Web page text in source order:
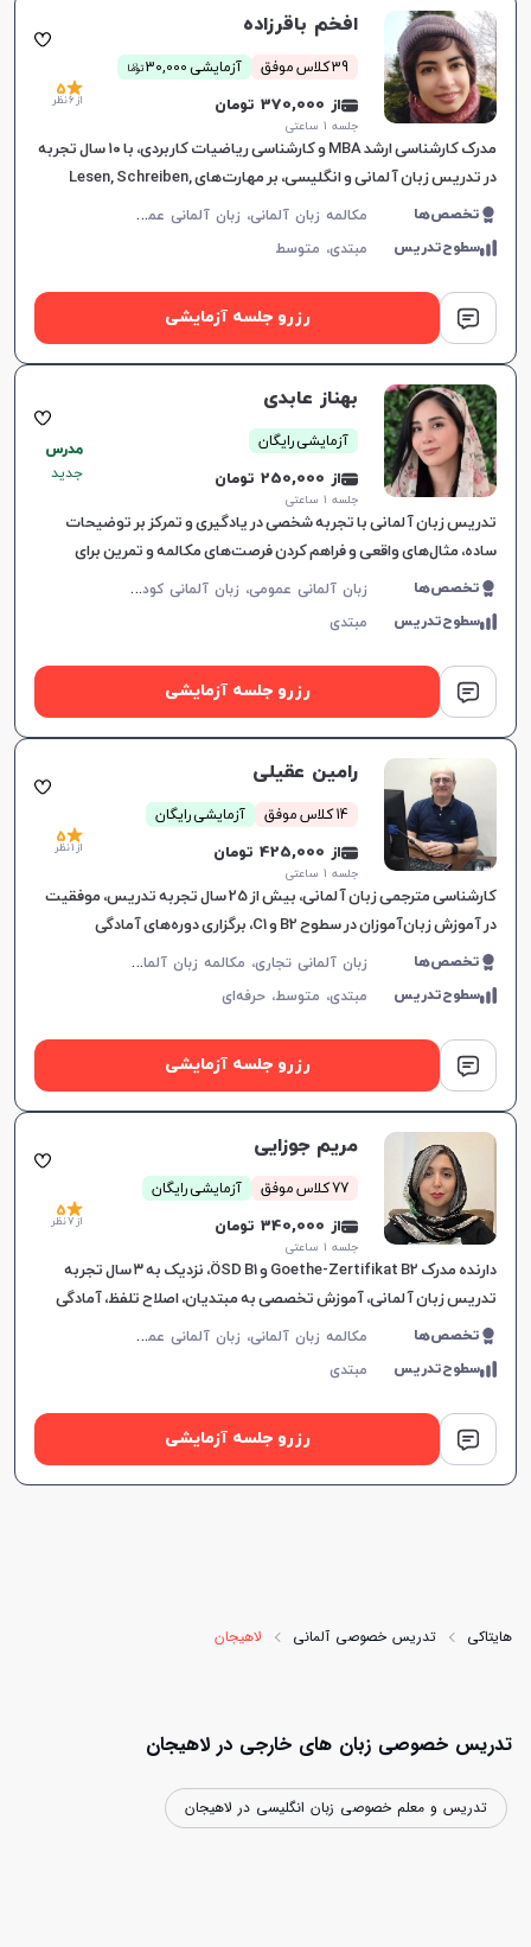
افخم باقرزاده
39 کلاس موفق آزمایشی 30,000 توما
ن
از 370,000 تومان
جلسه ۱ ساعتی
5
از 6 نظر
مدرک کارشناسی ارشد MBA و کارشناسی ریاضیات کاربردی، با ۱۰ سال تجربه
در تدریس زبان آلمانی و انگلیسی، بر مهارت‌های Lesen, Schreiben,
Hören و Sprechen تمرکز دارم و به ایجاد انگیزه در زبان‌آموزان اهمیت
می‌دهم.
تخصص‌ها م
کالمه زبان آلمانی، زبان آلمانی عمومی
سطوح‌تدریس مبتدی، متوسط
رزرو جلسه آزمایشی
بهناز عابدی
آزمایشی رایگان
از 250,000 تومان
جلسه ۱ ساعتی
مدرس
جدید
تدریس زبان آلمانی با تجربه شخصی در یادگیری و تمرکز بر توضیحات
ساده، مثال‌های واقعی و فراهم کردن فرصت‌های مکالمه و تمرین برای
زبان‌آموزان.
تخصص‌ها ز
بان آلمانی عمومی، زبان آلمانی کودکان
سطوح‌تدریس مبتدی
رزرو جلسه آزمایشی
رامین عقیلی
14 کلاس موفق آزمایشی رایگان
از 425,000 تومان
جلسه ۱ ساعتی
5
از 1 نظر
کارشناسی مترجمی زبان آلمانی، بیش از 25 سال تجربه تدریس، موفقیت
در آموزش زبان‌آموزان در سطوح B2 و C1، برگزاری دوره‌های آمادگی
آزمون‌های تخصصی، تدریس در آموزشگاه‌های معتبر
تخصص‌ها ز
بان آلمانی تجاری، مکالمه زبان آلمانی، زبان آلمانی عمومی، DSH، TestDaF، ÖSD، Goethe
سطوح‌تدریس مبتدی، متوسط،حرفه‌ای
رزرو جلسه آزمایشی
مریم جوزایی
77 کلاس موفق آزمایشی رایگان
از 340,000 تومان
جلسه ۱ ساعتی
5
از 7 نظر
دارنده مدرک Goethe-Zertifikat B2 و ÖSD B1، نزدیک به ۳ سال تجربه
تدریس زبان آلمانی، آموزش تخصصی به مبتدیان، اصلاح تلفظ، آمادگی
برای آزمون‌های بین‌المللی، تمرکز بر مکالم
تخصص‌ها م
کالمه زبان آلمانی، زبان آلمانی عمومی، ÖSD، Goethe، زبان آلمانی کودکان
سطوح‌تدریس مبتدی
رزرو جلسه آزمایشی
هایتاکی تدریس خصوصی آلمانی لاهیجان
تدریس خصوصی زبان های خارجی در لاهیجان
تدریس و معلم خصوصی زبان انگلیسی در لاهیجان